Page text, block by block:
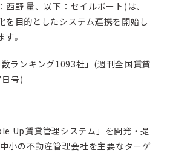
野 量、以下：セイルボート)は、
を目的としたシステム連携を開始し
。
ランキング1093社」(週刊全国賃貸
号)
Up賃貸管理システム」を開発・提
小の不動産管理会社を主要なターゲ